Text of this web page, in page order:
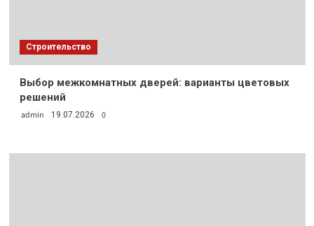
Строительство
Выбор межкомнатных дверей: варианты цветовых
решений
admin 19.07.2026 0